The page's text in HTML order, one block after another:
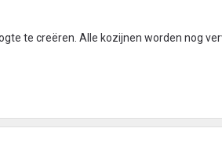
te creëren. Alle kozijnen worden nog